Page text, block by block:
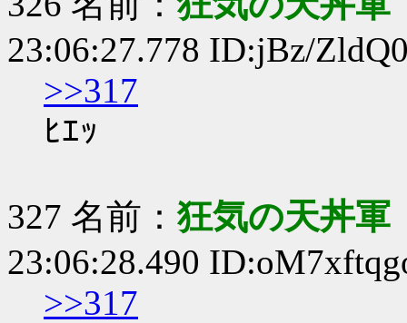
23:06:27.778 ID:jBz/
>>317
ﾋｴｯ
327 名前：狂気の天丼
23:06:28.490
>>317